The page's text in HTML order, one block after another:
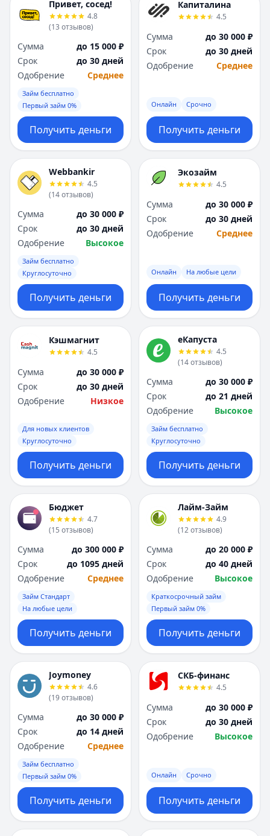
Привет, сосед!
4.8
(13 отзывов)
Сумма
до 15 000 ₽
Срок
до 30 дней
Одобрение
Среднее
Займ бесплатно
Первый займ 0%
Получить деньги
Капиталина
4.5
Сумма
до 30 000 ₽
Срок
до 30 дней
Одобрение
Среднее
Онлайн Срочно
Получить деньги
Webbankir
4.5
(14отзывов)
Сумма
до 30 000 ₽
Срок
до 30 дней
Одобрение
Высокое
Займ бесплатно
Круглосуточно
Получить деньги
Экозайм
4.5
Сумма
до 30 000 ₽
Срок
до 30 дней
Одобрение
Среднее
Онлайн На любые цели
Получить деньги
Кэшмагнит
4.5
Сумма
до 30 000 ₽
Срок
до 30 дней
Одобрение
Низкое
Для новых клиентов
Круглосуточно
Получить деньги
еКапуста
4.5
(14отзывов)
Сумма
до 30 000 ₽
Срок
до 21 дней
Одобрение
Высокое
Займ бесплатно
Круглосуточно
Получить деньги
Бюджет
4.7
(15 отзывов)
Сумма
до 300 000 ₽
Срок
до 1095 дней
Одобрение
Среднее
Займ Стандарт
На любые цели
Получить деньги
Лайм-Займ
4.9
(12отзывов)
Сумма
до 20 000 ₽
Срок
до 40 дней
Одобрение
Высокое
Краткосрочный займ
Первый займ 0%
Получить деньги
Joymoney
4.6
(19отзывов)
Сумма
до 30 000 ₽
Срок
до 14 дней
Одобрение
Среднее
Займ бесплатно
Первый займ 0%
Получить деньги
СКБ-финанс
4.5
Сумма
до 30 000 ₽
Срок
до 30 дней
Одобрение
Высокое
Онлайн Срочно
Получить деньги